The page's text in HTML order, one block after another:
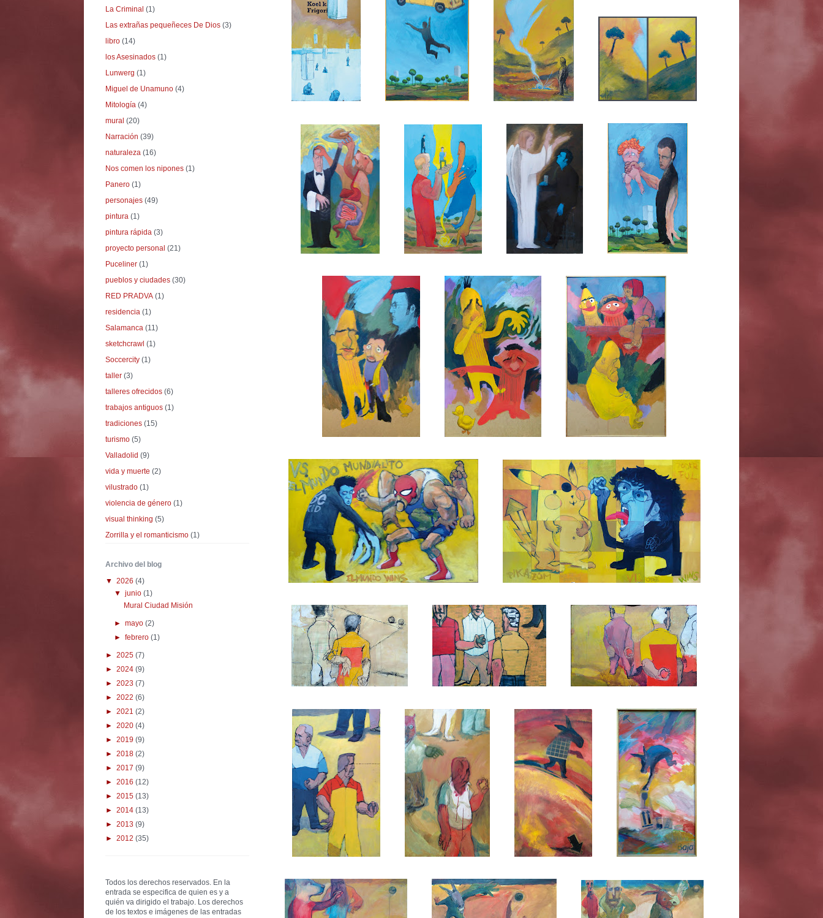
La Criminal (1)
Las extrañas pequeñeces De Dios (3)
libro (14)
los Asesinados (1)
Lunwerg (1)
Miguel de Unamuno (4)
Mitología (4)
mural (20)
Narración (39)
naturaleza (16)
Nos comen los nipones (1)
Panero (1)
personajes (49)
pintura (1)
pintura rápida (3)
proyecto personal (21)
Puceliner (1)
pueblos y ciudades (30)
RED PRADVA (1)
residencia (1)
Salamanca (11)
sketchcrawl (1)
Soccercity (1)
taller (3)
talleres ofrecidos (6)
trabajos antiguos (1)
tradiciones (15)
turismo (5)
Valladolid (9)
vida y muerte (2)
vilustrado (1)
violencia de género (1)
visual thinking (5)
Zorrilla y el romanticismo (1)
Archivo del blog
▼ 2026 (4)
▼junio(1)
Mural Ciudad Misión
►mayo(2)
►febrero(1)
► 2025 (7)
► 2024 (9)
► 2023 (7)
► 2022 (6)
► 2021 (2)
► 2020 (4)
► 2019 (9)
► 2018 (2)
► 2017 (9)
► 2016 (12)
► 2015 (13)
► 2014 (13)
► 2013 (9)
► 2012 (35)
Todos los derechos reservados. En la
entrada se especifica de quien es y a
quién va dirigido el trabajo. Los derechos
de los textos e imágenes de las entradas